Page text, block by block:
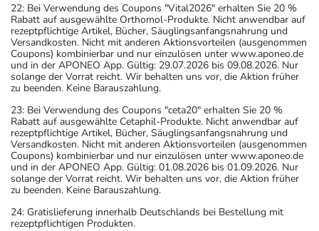
22: Bei Verwendung des Coupons "Vital2026" erhalten Sie 20 %
Rabatt auf ausgewählte Orthomol-Produkte. Nicht anwendbar auf
rezeptpflichtige Artikel, Bücher, Säuglingsanfangsnahrung und
Versandkosten. Nicht mit anderen Aktionsvorteilen (ausgenommen
Coupons) kombinierbar und nur einzulösen unter www.aponeo.de
und in der APONEO App. Gültig: 29.07.2026 bis 09.08.2026. Nur
solange der Vorrat reicht. Wir behalten uns vor, die Aktion früher
zu beenden. Keine Barauszahlung.
23: Bei Verwendung des Coupons "ceta20" erhalten Sie 20 %
Rabatt auf ausgewählte Cetaphil-Produkte. Nicht anwendbar auf
rezeptpflichtige Artikel, Bücher, Säuglingsanfangsnahrung und
Versandkosten. Nicht mit anderen Aktionsvorteilen (ausgenommen
Coupons) kombinierbar und nur einzulösen unter www.aponeo.de
und in der APONEO App. Gültig: 01.08.2026 bis 01.09.2026. Nur
solange der Vorrat reicht. Wir behalten uns vor, die Aktion früher
zu beenden. Keine Barauszahlung.
24: Gratislieferung innerhalb Deutschlands bei Bestellung mit
rezeptpflichtigen Produkten.